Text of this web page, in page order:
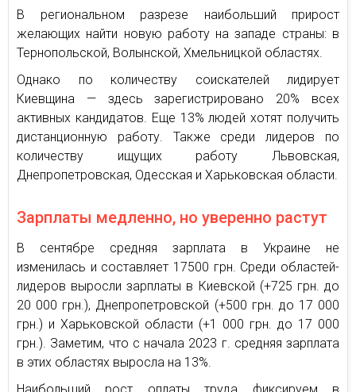
В региональном разрезе наибольший прирост
желающих найти новую работу на западе страны: в
Тернопольской, Волынской, Хмельницкой областях.
Однако по количеству соискателей лидирует
Киевщина — здесь зарегистрировано 20% всех
активных кандидатов. Еще 13% людей хотят получить
дистанционную работу. Также среди лидеров по
количеству ищущих работу Львовская,
Днепропетровская, Одесская и Харьковская области.
Зарплаты медленно, но уверенно растут
В сентябре средняя зарплата в Украине не
изменилась и составляет 17500 грн. Среди областей-
лидеров выросли зарплаты в Киевской (+725 грн. до
20 000 грн.), Днепропетровской (+500 грн. до 17 000
грн.) и Харьковской области (+1 000 грн. до 17 000
грн.). Заметим, что с начала 2023 г. средняя зарплата
в этих областях выросла на 13%.